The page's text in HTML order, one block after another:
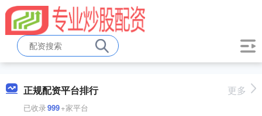
正规配资平台排行
已收录999+家平台
更多